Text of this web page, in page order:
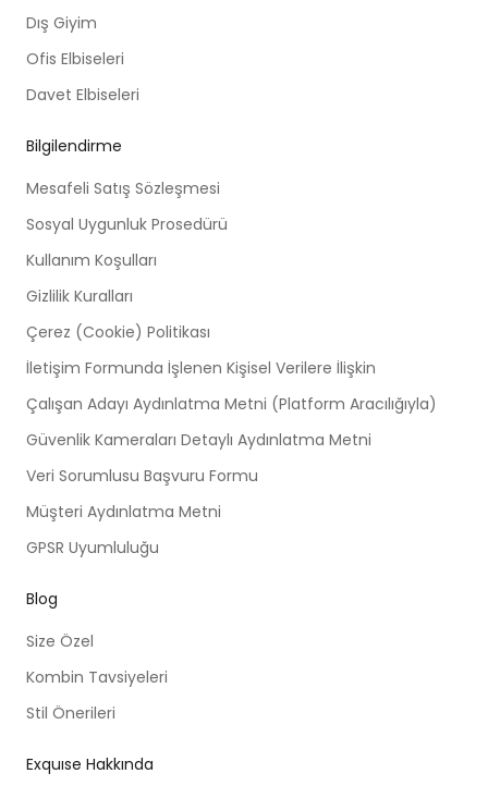
Dış Giyim
Ofis Elbiseleri
Davet Elbiseleri
Bilgilendirme
Mesafeli Satış Sözleşmesi
Sosyal Uygunluk Prosedürü
Kullanım Koşulları
Gizlilik Kuralları
Çerez (Cookie) Politikası
İletişim Formunda İşlenen Kişisel Verilere İlişkin
Çalışan Adayı Aydınlatma Metni (Platform Aracılığıyla)
Güvenlik Kameraları Detaylı Aydınlatma Metni
Veri Sorumlusu Başvuru Formu
Müşteri Aydınlatma Metni
GPSR Uyumluluğu
Blog
Size Özel
Kombin Tavsiyeleri
Stil Önerileri
Exquıse Hakkında